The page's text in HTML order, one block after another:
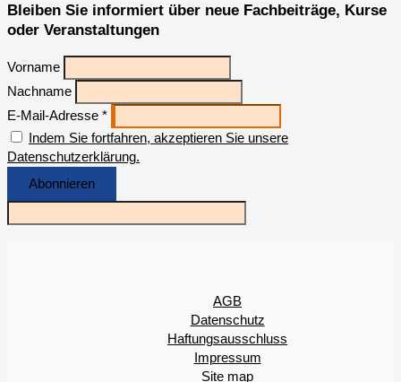
Bleiben Sie informiert über neue Fachbeiträge, Kurse
oder Veranstaltungen
Vorname
Nachname
E-Mail-Adresse *
Indem Sie fortfahren, akzeptieren Sie unsere
Datenschutzerklärung.
AGB
Datenschutz
Haftungsausschluss
Impressum
Site map